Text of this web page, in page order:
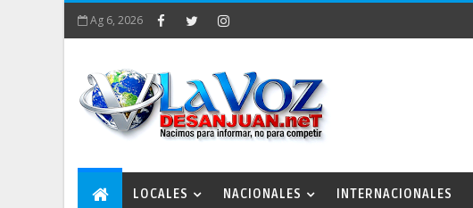
Ag 6, 2026
LOCALES NACIONALES INTERNACIONALES